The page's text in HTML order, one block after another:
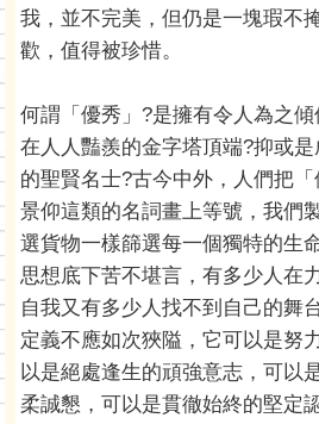
我，並不完美，但仍是一塊瑕不
歡，值得被珍惜。
何謂「優秀」?是擁有令人為之
在人人豔羨的金字塔頂端?抑或
的聖賢名士?古今中外，人們把「
景仰這類的名詞畫上等號，我們
選貨物一樣篩選每一個獨特的生
思想底下苦不堪言，有多少人在
自我又有多少人找不到自己的舞
定義不應如次狹隘，它可以是努
以是絕處逢生的頑強意志，可以
柔誠懇，可以是貫徹始終的堅定